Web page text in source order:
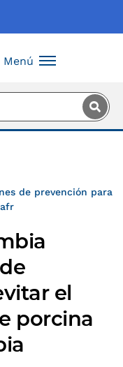
Menú
de prevención para
el
porcina